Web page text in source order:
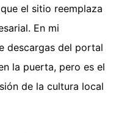
el sitio reemplaza
En mi
descargas del portal
la puerta, pero es el
de la cultura local